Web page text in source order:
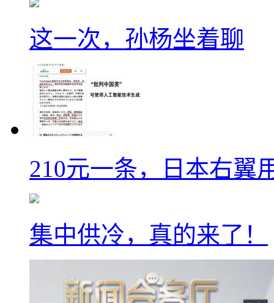
这一次，孙杨坐着聊
210元一条，日本右翼
集中供冷，真的来了！